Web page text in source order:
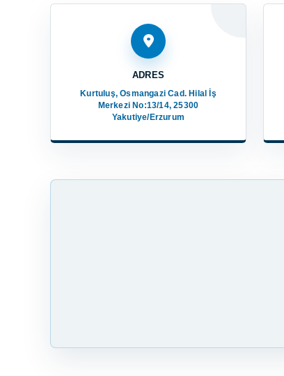
ADRES
Kurtuluş, Osmangazi Cad. Hilal İş
Merkezi No:13/14, 25300
Yakutiye/Erzurum